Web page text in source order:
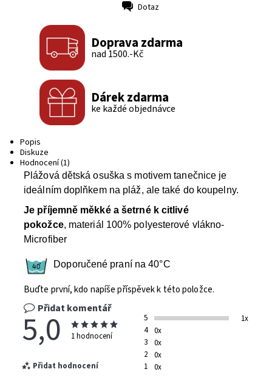
Dotaz
Doprava zdarma
nad 1500.-Kč
Dárek zdarma
ke každé objednávce
Popis
Diskuze
Hodnocení (1)
Plážová dětská osuška s motivem tanečnice je
ideálním doplňkem na pláž, ale také do koupelny.
Je příjemně měkké a šetrné k citlivé
pokožce, materiál 100% polyesterové vlákno-
Microfiber
Doporučené praní na 40°C
Buďte první, kdo napíše příspěvek k této položce.
Přidat komentář
5,0 1 hodnocení
Přidat hodnocení
5
1x
4
0x
3
0x
2
0x
1
0x